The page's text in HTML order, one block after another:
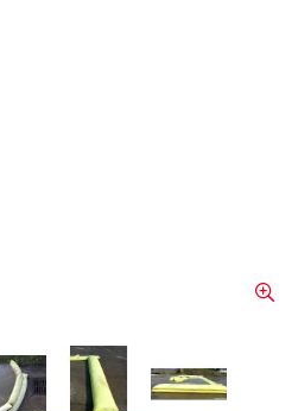
image
View larger imageView larger image